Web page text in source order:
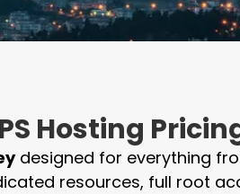
Hosting
designed for everything
resources, full root